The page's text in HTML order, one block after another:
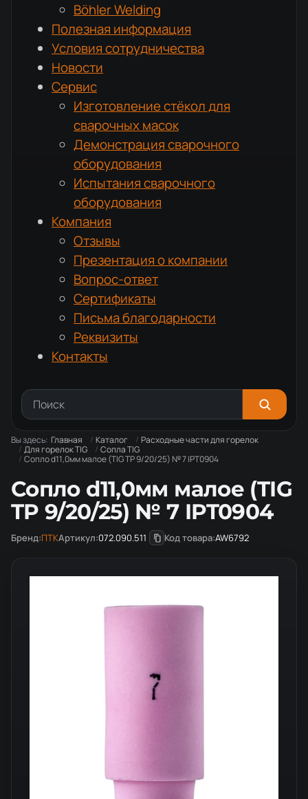
Böhler Welding
Полезная информация
Условия сотрудничества
Новости
Сервис
Изготовление стёкол для
сварочных масок
Демонстрация сварочного
оборудования
Испытания сварочного
оборудования
Компания
Отзывы
Презентация о компании
Вопрос-ответ
Сертификаты
Письма благодарности
Реквизиты
Контакты
Вы здесь: Главная Каталог
Расходные части для горелок
Для горелок TIG
Сопла TIG
Сопло d11,0мм малое (TIG TP 9/20/25) № 7 IPT0904
Сопло d11,0мм малое (TIG
TP 9/20/25) № 7 IPT0904
Бренд:ПТКАртикул:072.090.511 Код товара:AW6792